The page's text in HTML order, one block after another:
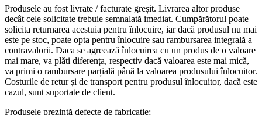
Produsele au fost livrate / facturate greșit. Livrarea altor produse
decât cele solicitate trebuie semnalată imediat. Cumpărătorul poate
solicita returnarea acestuia pentru înlocuire, iar dacă produsul nu mai
este pe stoc, poate opta pentru înlocuire sau rambursarea integrală a
contravalorii. Daca se agreează înlocuirea cu un produs de o valoare
mai mare, va plăti diferența, respectiv dacă valoarea este mai mică,
va primi o rambursare parțială până la valoarea produsului înlocuitor.
Costurile de retur și de transport pentru produsul înlocuitor, dacă este
cazul, sunt suportate de client.
Produsele prezintă defecte de fabricație;